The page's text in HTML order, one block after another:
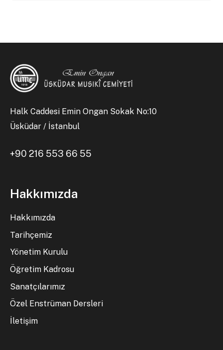
Halk Caddesi Emin Ongan Sokak No:10
Üsküdar / İstanbul
+90 216 553 66 55
Hakkımızda
Hakkımızda
Tarihçemiz
Yönetim Kurulu
Öğretim Kadrosu
Sanatçılarımız
Özel Enstrüman Dersleri
İletişim